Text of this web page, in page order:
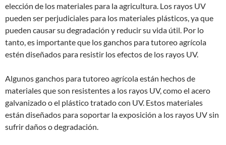
elección de los materiales para la agricultura. Los rayos UV
pueden ser perjudiciales para los materiales plásticos, ya que
pueden causar su degradación y reducir su vida útil. Por lo
tanto, es importante que los ganchos para tutoreo agrícola
estén diseñados para resistir los efectos de los rayos UV.
Algunos ganchos para tutoreo agrícola están hechos de
materiales que son resistentes a los rayos UV, como el acero
galvanizado o el plástico tratado con UV. Estos materiales
están diseñados para soportar la exposición a los rayos UV sin
sufrir daños o degradación.